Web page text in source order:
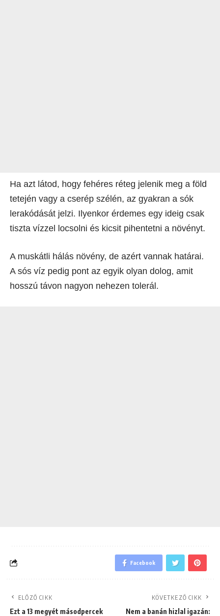
Ha azt látod, hogy fehéres réteg jelenik meg a föld
tetején vagy a cserép szélén, az gyakran a sók
lerakódását jelzi. Ilyenkor érdemes egy ideig csak
tiszta vízzel locsolni és kicsit pihentetni a növényt.
A muskátli hálás növény, de azért vannak határai.
A sós víz pedig pont az egyik olyan dolog, amit
hosszú távon nagyon nehezen tolerál.
Facebook
ELŐZŐ CIKK
Ezt a 13 megyét másodpercek
KÖVETKEZŐ CIKK
Nem a banán hizlal igazán: